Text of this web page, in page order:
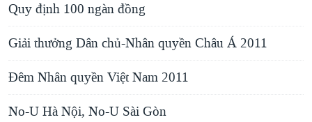
Quy định 100 ngàn đồng
Giải thưởng Dân chủ-Nhân quyền Châu Á 2011
Đêm Nhân quyền Việt Nam 2011
No-U Hà Nội, No-U Sài Gòn